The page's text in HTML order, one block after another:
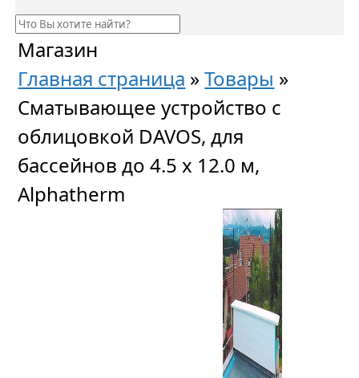
Магазин
Главная страница »Товары »
Сматывающее устройство с
облицовкой DAVOS, для
бассейнов до 4.5 х 12.0 м,
Alphatherm